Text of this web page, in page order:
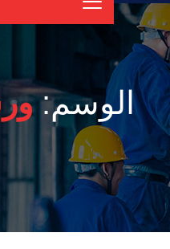
الوسم: